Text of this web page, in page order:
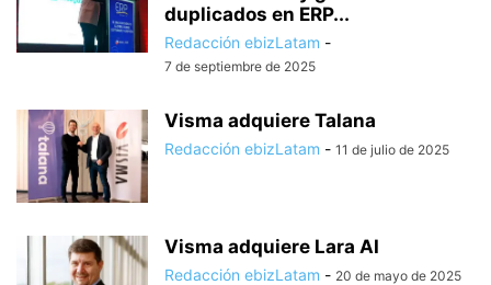
duplicados en ERP...
Redacción ebizLatam -
7 de septiembre de 2025
Visma adquiere Talana
Redacción ebizLatam - 11 de julio de 2025
Visma adquiere Lara AI
Redacción ebizLatam - 20 de mayo de 2025